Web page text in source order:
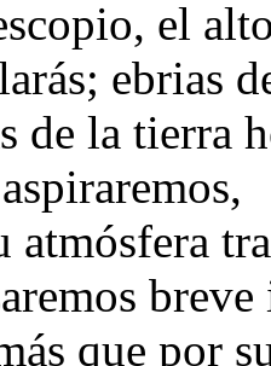
el
ebrias
de la tierra
atmósfera
que por